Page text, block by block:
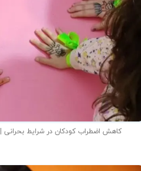
کاهش اضطراب کودکان در شرایط بحرانی | 4 تکنیک طلایی